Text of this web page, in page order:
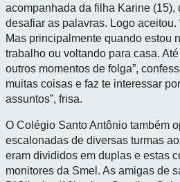
acompanhada da filha Karine (15),
desafiar as palavras. Logo aceitou.
Mas principalmente quando estou
trabalho ou voltando para casa.
outros momentos de folga”,
muitas coisas e faz te interessar
assuntos”, frisa.
O Colégio Santo Antônio também
escalonadas de diversas turmas
eram divididos em duplas e estas
monitores da Smel. As amigas de